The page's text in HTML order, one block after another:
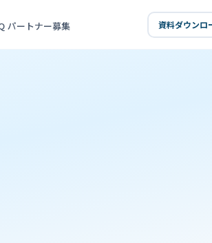
パートナー募集 資料ダウンロ